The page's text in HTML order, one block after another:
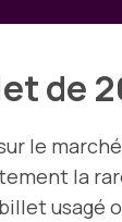
de
le
la
usagé